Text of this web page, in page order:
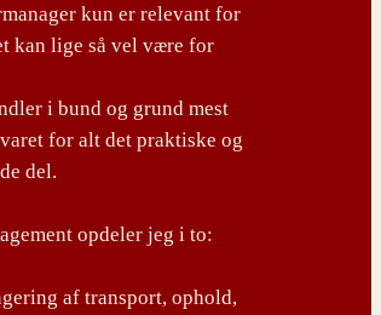
kun er relevant for
kan lige så vel være for
i bund og grund mest
for alt det praktiske og
del.
opdeler jeg i to:
af transport, ophold,